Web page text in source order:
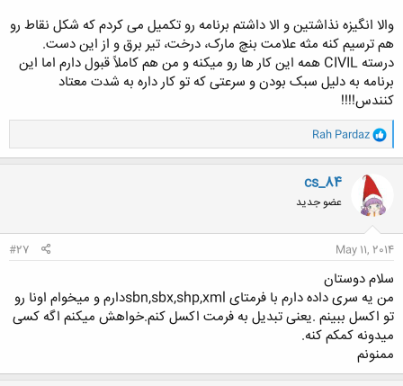
والا انگیزه نذاشتین و الا داشتم برنامه رو تکمیل می کردم که شکل نقاط رو
هم ترسیم کنه مثه علامت بنچ مارک، درخت، تیر برق و از این دست.
درسته CIVIL همه این کار ها رو میکنه و من هم کاملاً قبول دارم اما این
برنامه به دلیل سبک بودن و سرعتی که تو کار داره به شدت معتاد
کنندس!!!!
و
ا
ک
ن
ش
ه
ا
Rah Pardaz
cs_84
عضو جدید
May 11, 2014
#27
سلام دوستان
من یه سری داده دارم با فرمتای sbn,sbx,shp,xmlدارم و میخوام اونا رو
تو اکسل ببینم .یعنی تبدیل به فرمت اکسل کنم.خواهش میکنم اگه کسی
میدونه کمکم کنه.
ممنونم